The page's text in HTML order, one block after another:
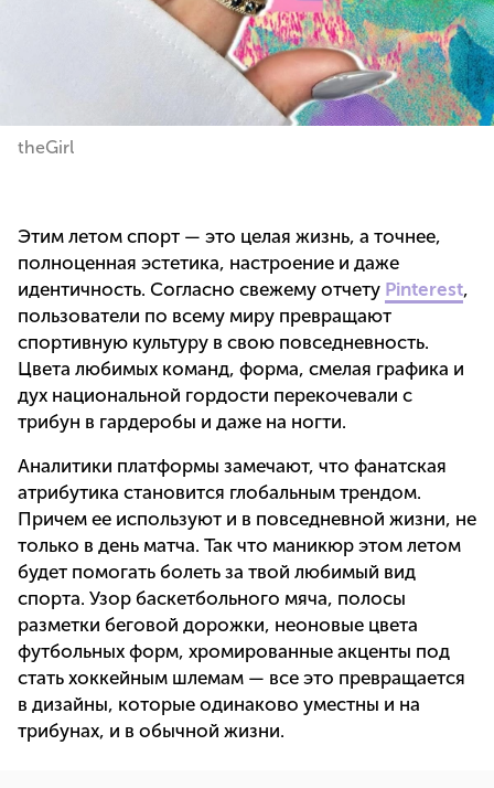
theGirl
Этим летом спорт — это целая жизнь, а точнее,
полноценная эстетика, настроение и даже
идентичность. Согласно свежему отчету Pinterest,
пользователи по всему миру превращают
спортивную культуру в свою повседневность.
Цвета любимых команд, форма, смелая графика и
дух национальной гордости перекочевали с
трибун в гардеробы и даже на ногти.
Аналитики платформы замечают, что фанатская
атрибутика становится глобальным трендом.
Причем ее используют и в повседневной жизни, не
только в день матча. Так что маникюр этом летом
будет помогать болеть за твой любимый вид
спорта. Узор баскетбольного мяча, полосы
разметки беговой дорожки, неоновые цвета
футбольных форм, хромированные акценты под
стать хоккейным шлемам — все это превращается
в дизайны, которые одинаково уместны и на
трибунах, и в обычной жизни.